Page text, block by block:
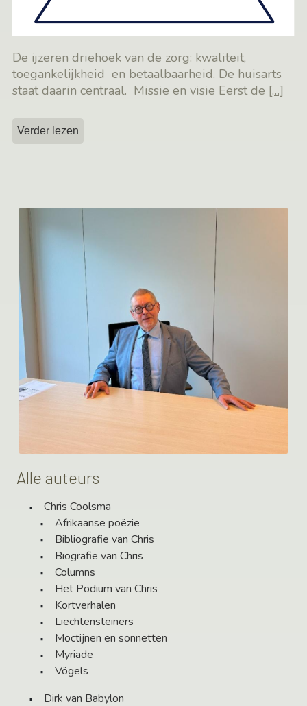
De ijzeren driehoek van de zorg: kwaliteit,
toegankelijkheid en betaalbaarheid. De huisarts
staat daarin centraal. Missie en visie Eerst de […]
Verder lezen
Alle auteurs
Chris Coolsma
Afrikaanse poëzie
Bibliografie van Chris
Biografie van Chris
Columns
Het Podium van Chris
Kortverhalen
Liechtensteiners
Moctijnen en sonnetten
Myriade
Vögels
Dirk van Babylon